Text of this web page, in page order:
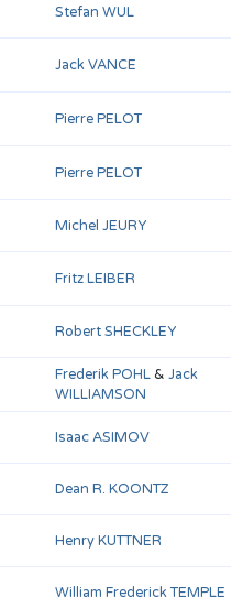
Stefan WUL
Jack VANCE
Pierre PELOT
Pierre PELOT
Michel JEURY
Fritz LEIBER
Robert SHECKLEY
Frederik POHL&Jack
WILLIAMSON
Isaac ASIMOV
Dean R. KOONTZ
Henry KUTTNER
William Frederick TEMPLE